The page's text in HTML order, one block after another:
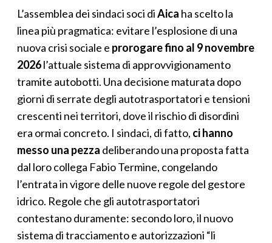
L’assemblea dei sindaci soci diAica ha scelto la
linea più pragmatica: evitare l’esplosione di una
nuova crisi sociale e prorogare fino al 9 novembre
2026l’attuale sistema di approvvigionamento
tramite autobotti. Una decisione maturata dopo
giorni di serrate degli autotrasportatori e tensioni
crescenti nei territori, dove il rischio di disordini
era ormai concreto. I sindaci, di fatto, ci hanno
messo una pezza deliberando una proposta fatta
dal loro collega Fabio Termine, congelando
l’entrata in vigore delle nuove regole del gestore
idrico. Regole che gli autotrasportatori
contestano duramente: secondo loro, il nuovo
sistema di tracciamento e autorizzazioni “li